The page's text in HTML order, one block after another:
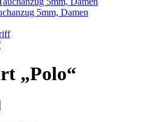
5mm, Damen
„Polo“